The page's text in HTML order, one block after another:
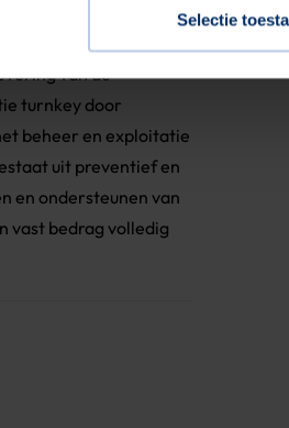
Selectie
voor de
toegepast die
van de
turnkey door
beheer en exploitatie
uit preventief en
en ondersteunen van
vast bedrag volledig